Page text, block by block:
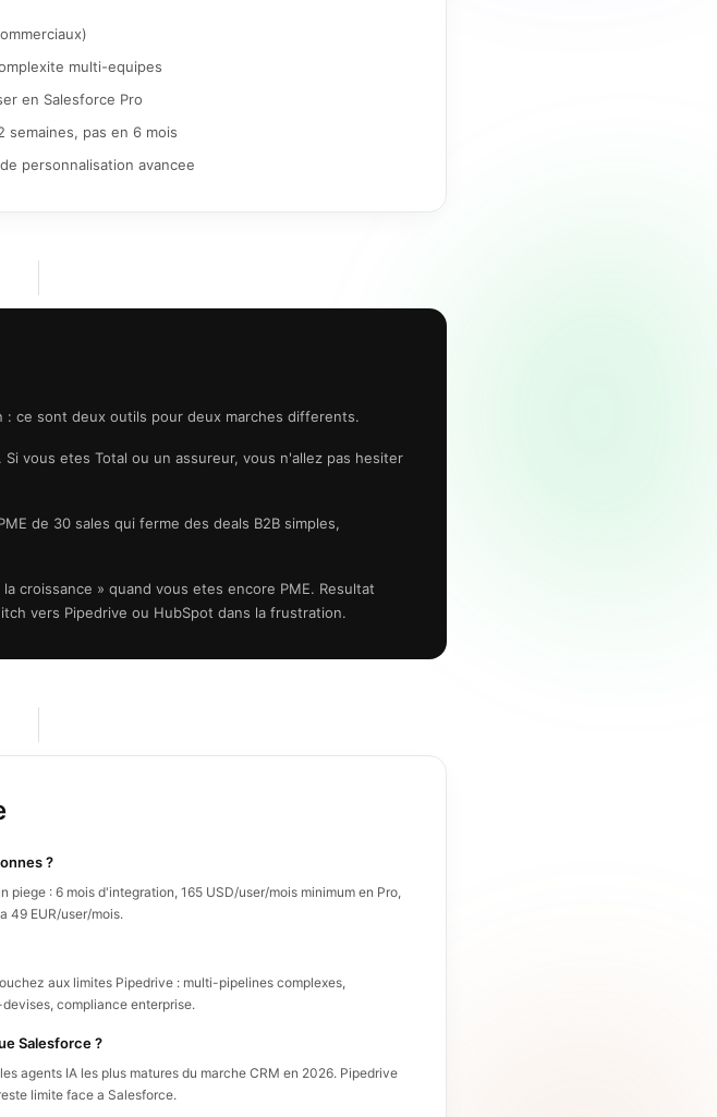
multi-equipes
en Salesforce Pro
semaines, pas en 6 mois
personnalisation avancee
: ce sont deux outils pour deux marches differents.
vous etes Total ou un assureur, vous n'allez pas hesiter
de 30 sales qui ferme des deals B2B simples,
croissance » quand vous etes encore PME. Resultat
vers Pipedrive ou HubSpot dans la frustration.
?
piege : 6 mois d'integration, 165 USD/user/mois minimum en Pro,
49 EUR/user/mois.
aux limites Pipedrive : multi-pipelines complexes,
compliance enterprise.
Salesforce ?
agents IA les plus matures du marche CRM en 2026. Pipedrive
limite face a Salesforce.